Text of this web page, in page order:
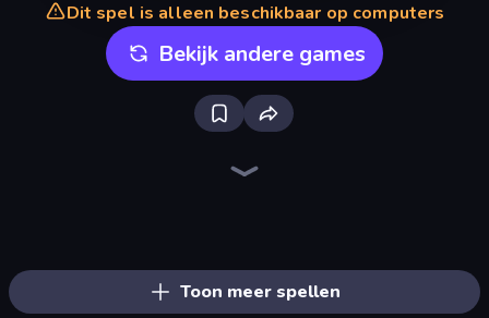
Dit spel is alleen beschikbaar op computers
Bekijk andere games
Toon meer spellen